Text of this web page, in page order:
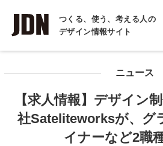
つくる、使う、考える人の
デザイン情報サイト
INTERVIEW
インタビュー
COLUMN
ニュース
【求人情報】デザイン
社Sateliteworksが、グ
イナーなど2職